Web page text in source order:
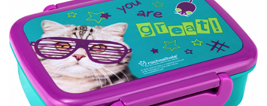
DELUNE
SCHOOL STANDARD
SKYNAME